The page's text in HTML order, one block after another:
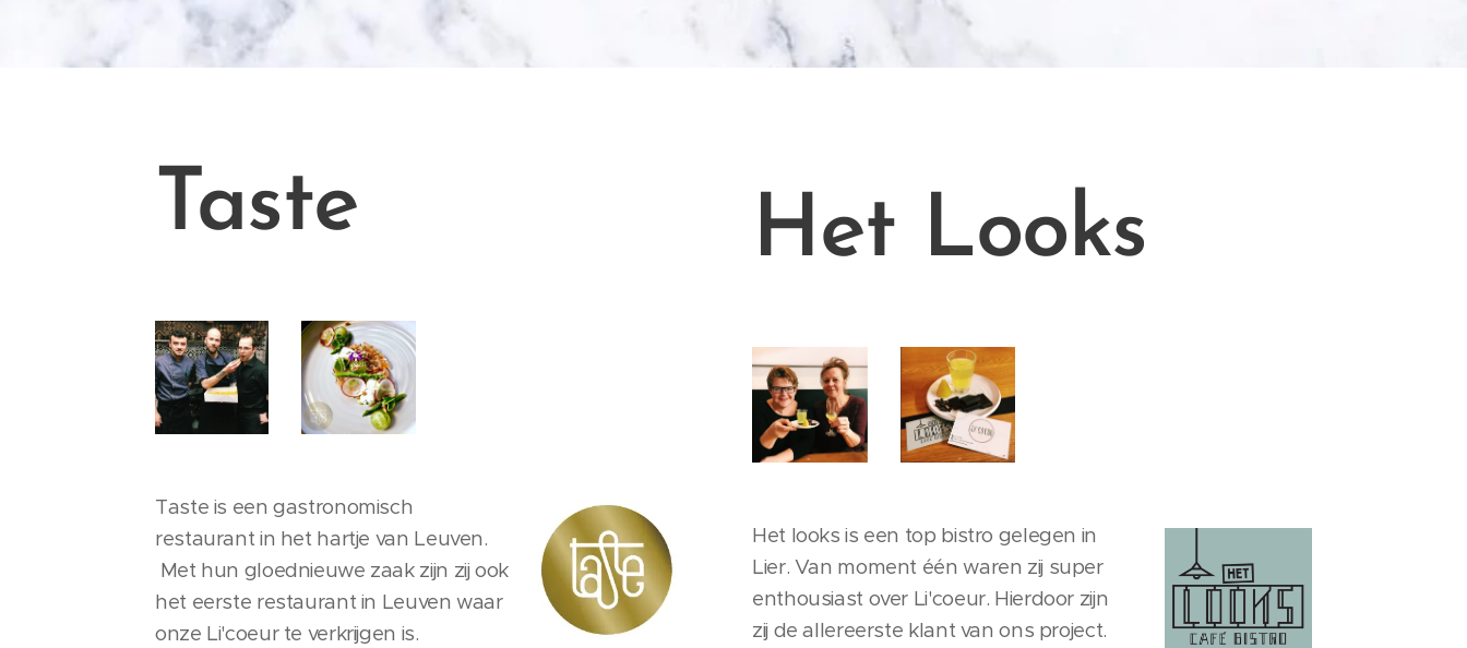
Taste
Taste is een gastronomisch
restaurant in het hartje van Leuven.
Met hun gloednieuwe zaak zijn zij ook
het eerste restaurant in Leuven waar
onze Li'coeur te verkrijgen is.
Het Looks
Het looks is een top bistro gelegen in
Lier. Van moment één waren zij super
enthousiast over Li'coeur. Hierdoor zijn
zij de allereerste klant van ons project.